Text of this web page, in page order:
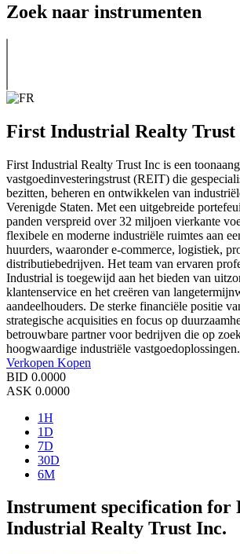
Zoek naar instrumenten
First Industrial Realty Trust
First Industrial Realty Trust Inc is een
vastgoedinvesteringstrust (REIT) die
bezitten, beheren en ontwikkelen van
Verenigde Staten. Met een uitgebreide
panden verspreid over 32 miljoen vierkante
flexibele en moderne industriële ruimtes aan
huurders, waaronder e-commerce, logistiek,
distributiebedrijven. Het team van ervaren
Industrial is toegewijd aan het bieden van
klantenservice en het creëren van
aandeelhouders. De sterke financiële positie
strategische acquisities en focus op
betrouwbare partner voor bedrijven die op
hoogwaardige industriële vastgoedoplossingen.
Verkopen Kopen
BID 0.0000
ASK 0.0000
1H
1D
7D
30D
6M
Instrument specification for
Industrial Realty Trust Inc.